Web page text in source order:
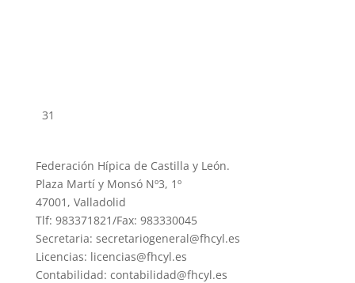
31
Federación Hípica de Castilla y León.
Plaza Martí y Monsó Nº3, 1º
47001, Valladolid
Tlf: 983371821/Fax: 983330045
Secretaria: secretariogeneral@fhcyl.es
Licencias: licencias@fhcyl.es
Contabilidad: contabilidad@fhcyl.es